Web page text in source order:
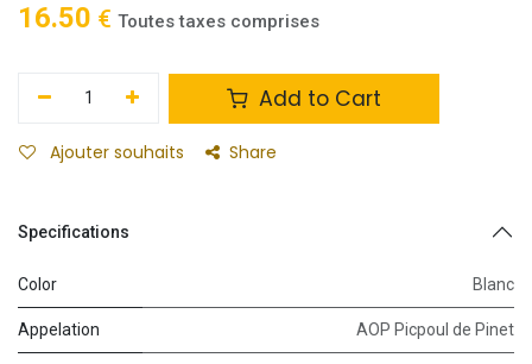
16.50 € Toutes taxes comprises
Add to Cart
Ajouter souhaits Share
Specifications
Color Blanc
Appelation AOP Picpoul de Pinet